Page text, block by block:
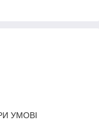
УМОВІ